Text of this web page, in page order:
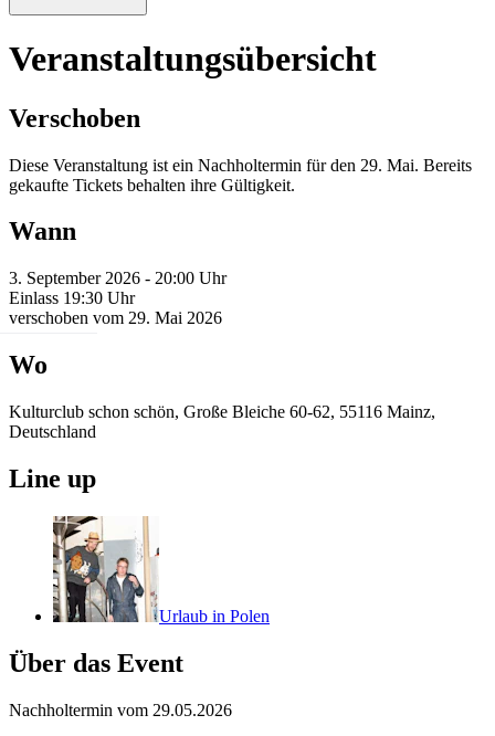
Veranstaltungsübersicht
Verschoben
Diese Veranstaltung ist ein Nachholtermin für den 29. Mai. Bereits
gekaufte Tickets behalten ihre Gültigkeit.
Wann
3. September 2026 - 20:00 Uhr
Einlass 19:30 Uhr
verschoben vom 29. Mai 2026
Wo
Kulturclub schon schön, Große Bleiche 60-62, 55116 Mainz,
Deutschland
Line up
Urlaub in Polen
Über das Event
Nachholtermin vom 29.05.2026